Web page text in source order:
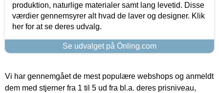
produktion, naturlige materialer samt lang levetid. Disse
værdier gennemsyrer alt hvad de laver og designer. Klik
her for at se deres udvalg.
Se udvalget på Önling.com
Vi har gennemgået de mest populære webshops og anmeldt
dem med stjerner fra 1 til 5 ud fra bl.a. deres prisniveau,